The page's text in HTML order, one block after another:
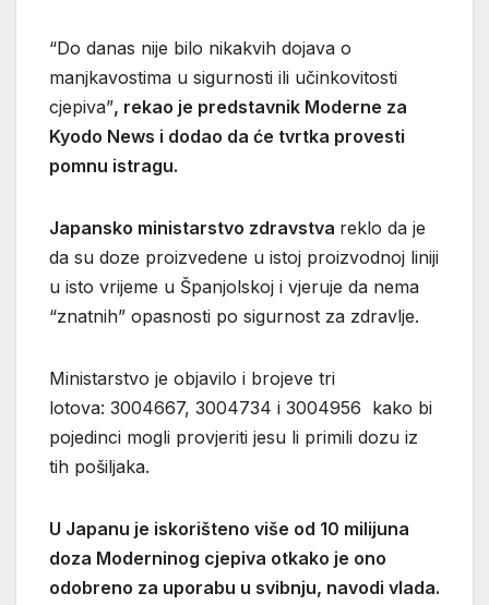
“Do danas nije bilo nikakvih dojava o
manjkavostima u sigurnosti ili učinkovitosti
cjepiva”, rekao je predstavnik Moderne za
Kyodo News i dodao da će tvrtka provesti
pomnu istragu.
Japansko ministarstvo zdravstva reklo da je
da su doze proizvedene u istoj proizvodnoj liniji
u isto vrijeme u Španjolskoj i vjeruje da nema
“znatnih” opasnosti po sigurnost za zdravlje.
Ministarstvo je objavilo i brojeve tri
lotova: 3004667, 3004734 i 3004956 kako bi
pojedinci mogli provjeriti jesu li primili dozu iz
tih pošiljaka.
U Japanu je iskorišteno više od 10 milijuna
doza Moderninog cjepiva otkako je ono
odobreno za uporabu u svibnju, navodi vlada.